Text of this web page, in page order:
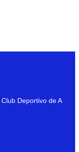
Deportivo de A